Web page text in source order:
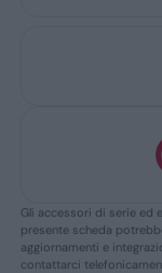
Gli accessori di serie ed
presente scheda
aggiornamenti e
contattarci